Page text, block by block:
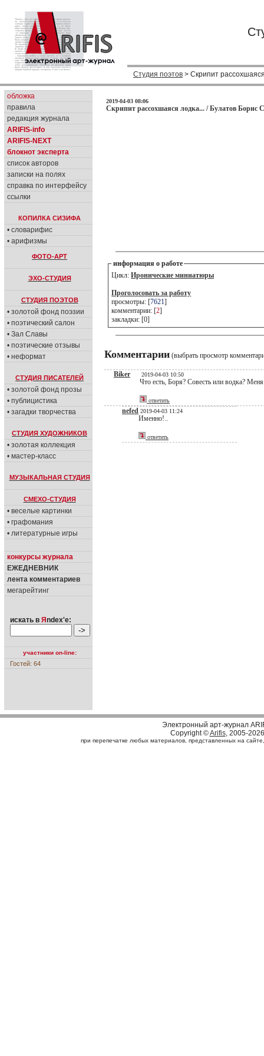
Студия поэтов > Скрипит
обложка
правила
редакция журнала
ARIFIS-info
ARIFIS-NEXT
блокнот эксперта
список авторов
записки на полях
справка по интерфейсу
ссылки
КОПИЛКА СИЗИФА
• словарифис
• арифизмы
ФОТО-АРТ
ЭХО-СТУДИЯ
СТУДИЯ ПОЭТОВ
• золотой фонд поэзии
• поэтический салон
• Зал Славы
• поэтические отзывы
• неформат
СТУДИЯ ПИСАТЕЛЕЙ
• золотой фонд прозы
• публицистика
• загадки творчества
СТУДИЯ ХУДОЖНИКОВ
• золотая коллекция
• мастер-класс
МУЗЫКАЛЬНАЯ СТУДИЯ
СМЕХО-СТУДИЯ
• веселые картинки
• графомания
• литературные игры
конкурсы журнала
ЕЖЕДНЕВНИК
лента комментариев
мегарейтинг
искать в Я ndex'е:
участники on-line:
Гостей: 64
2019-04-03 08:06
Скрипит рассохшаяся лодка... / Булатов Борис
информация о работе
Цикл:Иронические миниатюры
Проголосовать за работу
просмотры: [7621]
комментарии: [2]
закладки: [0]
Комментарии (выбрать просмотр
Biker 2019-04-03 10:50
Что есть, Боря? Совесть или водка?
ответить
nefed 2019-04-03 11:24
Именно!..
ответить
Электронный арт-журнал
Copyright ©Arifis, 2005-2026
при перепечатке любых материалов, представленных на